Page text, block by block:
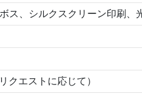
ス、シルクスクリーン印刷
エストに応じて）